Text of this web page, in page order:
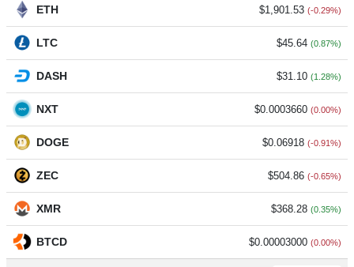
ETH $1,901.53 (-0.29%)
LTC $45.64 (0.87%)
DASH $31.10 (1.28%)
NXT $0.0003660 (0.00%)
DOGE $0.06918 (-0.91%)
ZEC $504.86 (-0.65%)
XMR $368.28 (0.35%)
BTCD $0.00003000 (0.00%)